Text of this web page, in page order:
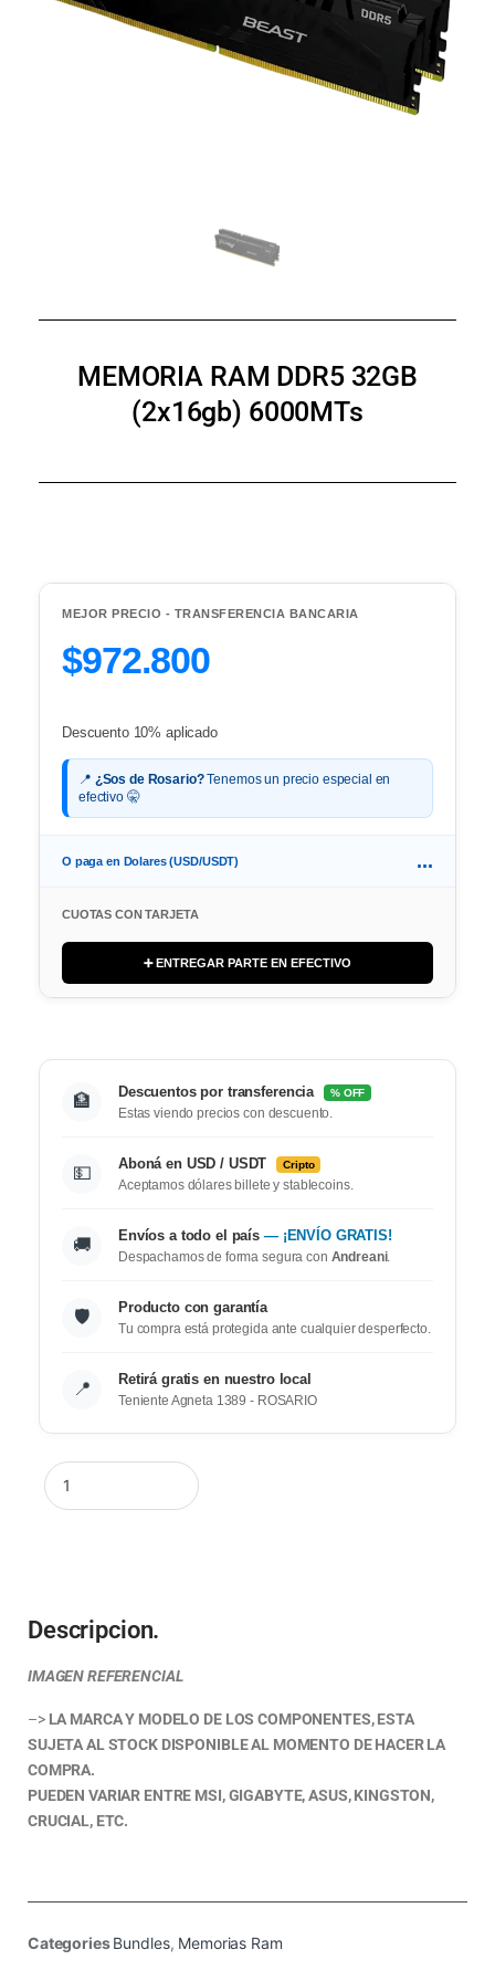
MEMORIA RAM DDR5 32GB
(2x16gb) 6000MTs
MEJOR PRECIO - TRANSFERENCIA BANCARIA
$972.800
Descuento 10% aplicado
📍 ¿Sos de Rosario?Tenemos un precio especial en
efectivo 🤫
O paga en Dolares (USD/USDT) ...
CUOTAS CON TARJETA
➕ ENTREGAR PARTE EN EFECTIVO
🏦 Descuentos por transferencia % OFF
Estas viendo precios con descuento.
💵 Aboná en USD / USDT Cripto
Aceptamos dólares billete y stablecoins.
🚚 Envíos a todo el país — ¡ENVÍO GRATIS!
Despachamos de forma segura con Andreani.
🛡️ Producto con garantía
Tu compra está protegida ante cualquier desperfecto.
📍 Retirá gratis en nuestro local
Teniente Agneta 1389 - ROSARIO
Descripcion.
IMAGEN REFERENCIAL
–> LA MARCA Y MODELO DE LOS COMPONENTES, ESTA
SUJETA AL STOCK DISPONIBLE AL MOMENTO DE HACER LA
COMPRA.
PUEDEN VARIAR ENTRE MSI, GIGABYTE, ASUS, KINGSTON,
CRUCIAL, ETC.
CategoriesBundles, Memorias Ram